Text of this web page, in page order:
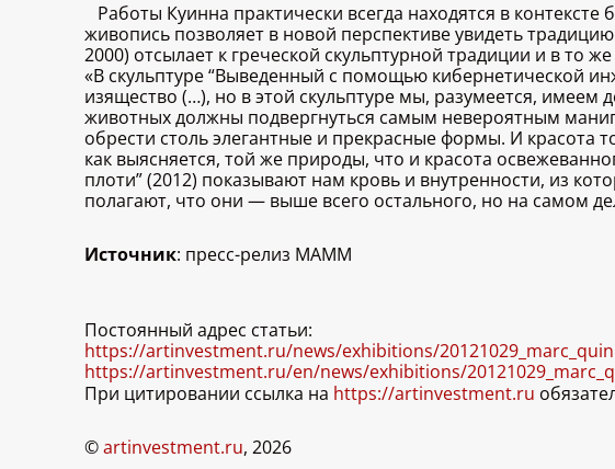
Работы Куинна практически всегда находятся в
живопись позволяет в новой перспективе увидеть
2000) отсылает к греческой скульптурной традиции и в то
«В скульптуре “Выведенный с помощью кибернетической
изящество (…), но в этой скульптуре мы, разумеется, имеем
животных должны подвергнуться самым невероятным
обрести столь элегантные и прекрасные формы. И красота
как выясняется, той же природы, что и красота
плоти” (2012) показывают нам кровь и внутренности, из
полагают, что они — выше всего остального, но на самом
Источник: пресс-релиз МАММ
Постоянный адрес статьи:
https://artinvestment.ru/news/exhibitions/
https://artinvestment.ru/en/news/exhibitions/
При цитировании ссылка на https://artinvestment.ru
©artinvestment.ru, 2026